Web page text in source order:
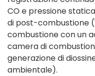
CO e pressione
di post-combustione
combustione con un
camera di
generazione di
ambientale).